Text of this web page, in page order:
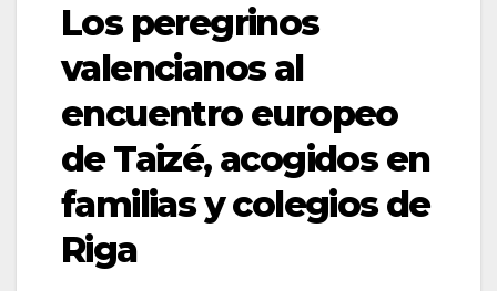
Los peregrinos
valencianos al
encuentro europeo
de Taizé, acogidos en
familias y colegios de
Riga